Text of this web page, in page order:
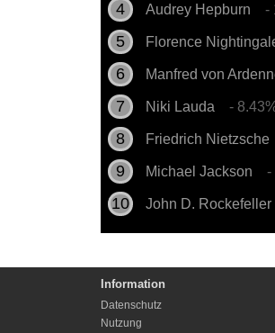
Audrey Hepburn -
Florence
Manfred von
Niki Lauda -
Friedrich Nietzsche
Michael Jackson -
John D. Rockefeller
Information
Datenschutz
Nutzung